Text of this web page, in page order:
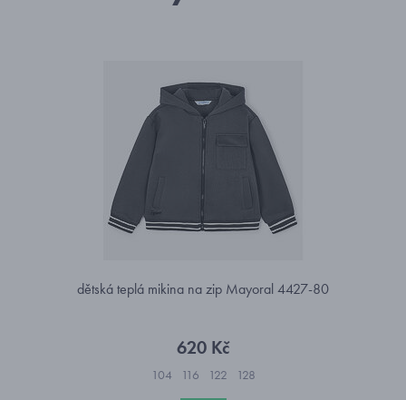
dětská teplá mikina na zip Mayoral 4427-80
620 Kč
104 116 122 128